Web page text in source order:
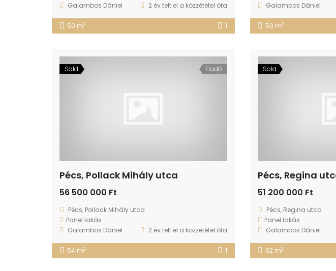
Galambos Dániel
2 év telt el a közzététel óta
50 m2 1
Galambos Dániel
50 m2
Sold Eladó
Pécs, Pollack Mihály utca
56 500 000 Ft
Pécs, Pollack Mihály utca
Panel lakás
Galambos Dániel
2 év telt el a közzététel óta
54 m2 1
Sold
Pécs, Regina
51 200 000 Ft
Pécs, Regina utca
Panel lakás
Galambos Dániel
62 m2